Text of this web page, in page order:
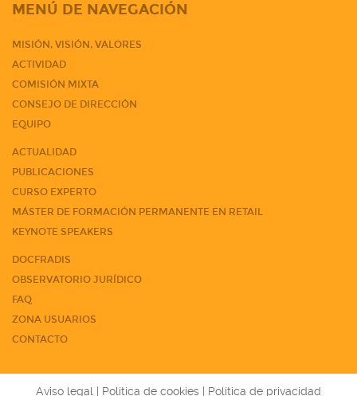
MENÚ DE NAVEGACIÓN
MISIÓN, VISIÓN, VALORES
ACTIVIDAD
COMISIÓN MIXTA
CONSEJO DE DIRECCIÓN
EQUIPO
ACTUALIDAD
PUBLICACIONES
CURSO EXPERTO
MÁSTER DE FORMACIÓN PERMANENTE EN RETAIL
KEYNOTE SPEAKERS
DOCFRADIS
OBSERVATORIO JURÍDICO
FAQ
ZONA USUARIOS
CONTACTO
Aviso legal Política de cookies Política de privacidad